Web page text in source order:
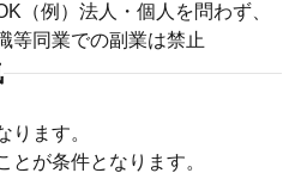
（例）法人・個人を問わず、
等同業での副業は禁止
ります。
とが条件となります。